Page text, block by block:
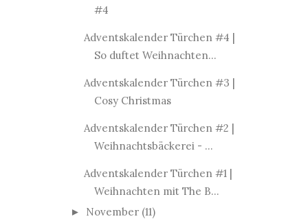
#4
Adventskalender Türchen #4 |
So duftet Weihnachten...
Adventskalender Türchen #3 |
Cosy Christmas
Adventskalender Türchen #2 |
Weihnachtsbäckerei - ...
Adventskalender Türchen #1 |
Weihnachten mit The B...
► November (11)